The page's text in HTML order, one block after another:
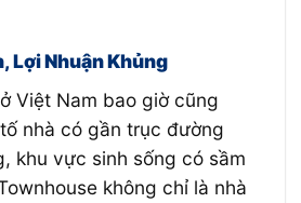
Lợi Nhuận Khủng
Việt Nam bao giờ cũng
nhà có gần trục đường
khu vực sinh sống có sầm
không chỉ là nhà